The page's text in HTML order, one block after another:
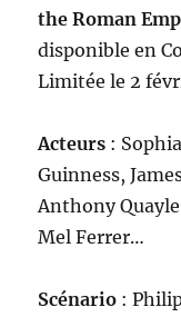
the Roman
disponible en
Limitée le 2
Acteurs :
Guinness,
Anthony
Mel Ferrer…
Scénario :